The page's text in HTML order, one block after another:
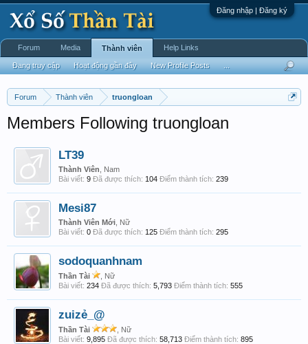
Đăng nhập | Đăng ký
Forum Thành viên truongloan
Members Following truongloan
LT39
Thành Viên , Nam
Bài viết: 9 Đã được thích: 104 Điểm thành tích: 239
Mesi87
Thành Viên Mới , Nữ
Bài viết: 0 Đã được thích: 125 Điểm thành tích: 295
sodoquanhnam
Thần Tài
, Nữ
Bài viết: 234 Đã được thích: 5,793 Điểm thành tích: 555
zuizẻ_@
Thần Tài
, Nữ
Bài viết: 9,895 Đã được thích: 58,713 Điểm thành tích: 895
Forum Media Thành viên
Đang truy cập Hoạt động gần đây New Profile Posts
Help Links